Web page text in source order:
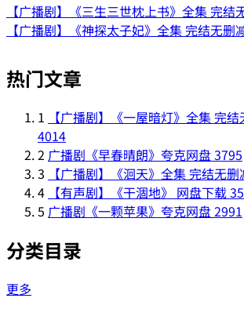
【广播剧】《三生三世枕上书》全集 完结
【广播剧】《神探太子妃》全集 完结无删
热门文章
1
【广播剧】《一屋暗灯》全集 完
4014
2 广播剧《早春晴朗》夸克网盘3795
3
【广播剧】《洄天》全集 完结无
4 【有声剧】《干涸地》 网盘下载
5 广播剧《一颗苹果》夸克网盘2991
分类目录
更多